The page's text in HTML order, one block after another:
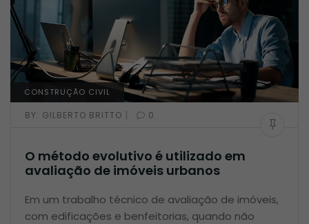
CONSTRUÇÃO CIVIL
BY: GILBERTO BRITTO | 0
O método evolutivo é utilizado em
avaliação de imóveis urbanos
Em um trabalho técnico de avaliação de imóveis,
com edificações e benfeitorias, quando não